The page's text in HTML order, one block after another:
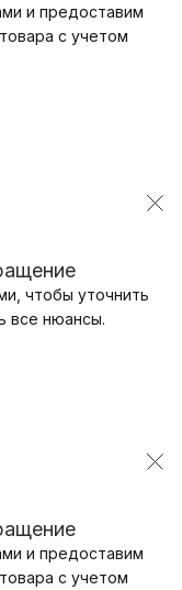
и предоставим
с учетом
чтобы уточнить
все нюансы.
и предоставим
с учетом